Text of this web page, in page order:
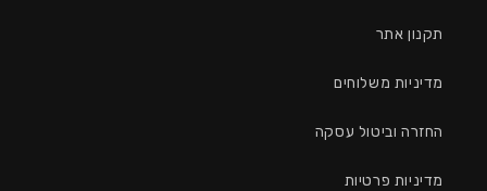
תקנון אתר
מדיניות משלוחים
החזרה וביטול עסקה
מדיניות פרטיות